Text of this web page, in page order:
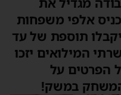
אלפי משפחות
תוספת של עד
המילואים יזכו
הפרטים על
במשק!